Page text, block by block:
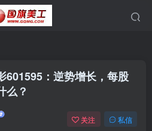
601595：逆势增长，每股
么？
关注 私信